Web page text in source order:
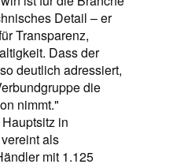
Detail – er
Transparenz,
Dass der
deutlich adressiert,
die
nimmt."
in
als
mit 1.125